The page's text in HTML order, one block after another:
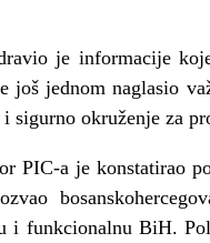
je informacije
još jednom naglasio
sigurno okruženje za
PIC-a je konstatirao
i funkcionalnu BiH.